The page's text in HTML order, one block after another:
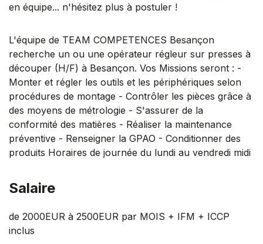
en équipe... n'hésitez plus à postuler !
L'équipe de TEAM COMPETENCES Besançon
recherche un ou une opérateur régleur sur presses à
découper (H/F) à Besançon. Vos Missions seront : -
Monter et régler les outils et les périphériques selon
procédures de montage - Contrôler les pièces grâce à
des moyens de métrologie - S'assurer de la
conformité des matières - Réaliser la maintenance
préventive - Renseigner la GPAO - Conditionner des
produits Horaires de journée du lundi au vendredi midi
Salaire
de 2000EUR à 2500EUR par MOIS + IFM + ICCP
inclus